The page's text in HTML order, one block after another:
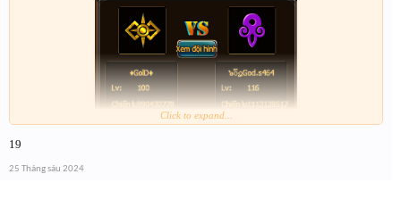
Click to expand...
19
25 Tháng sáu 2024